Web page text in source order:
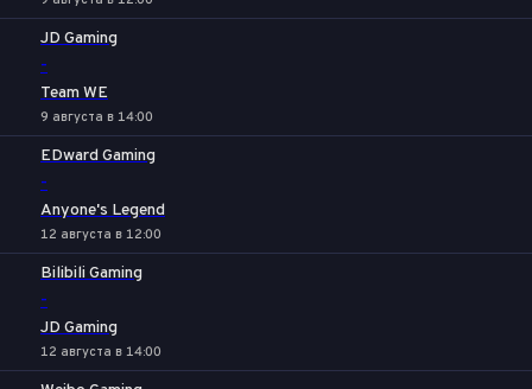
JD Gaming
-
Team WE
9 августа в 14:00
EDward Gaming
-
Anyone's Legend
12 августа в 12:00
Bilibili Gaming
-
JD Gaming
12 августа в 14:00